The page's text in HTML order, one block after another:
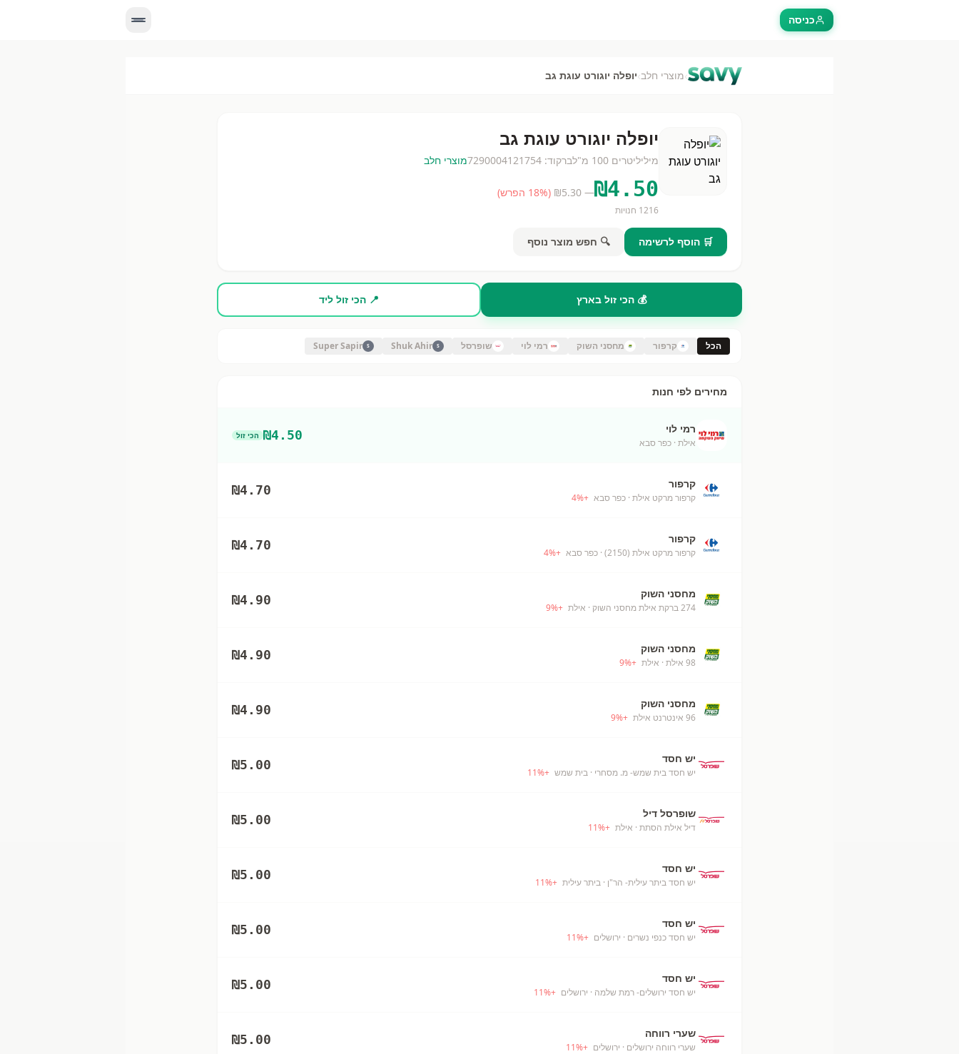
כניסה
›מוצרי חלב›יופלה יוגורט עוגת גב
יופלה יוגורט עוגת גב
מיליליטרים 100 מ"ל ברקוד: 7290004121754מוצרי חלב
₪4.50
— ₪
5.30
(
18% הפרש)
1216 חנויות
🛒 הוסף לרשימה 🔍 חפש מוצר נוסף
💰 הכי זול בארץ 📍 הכי זול ליד
הכל קרפור מחסני השוק רמי לוי שופרסל S
Shuk Ahir
S
Super Sapir
מחירים לפי חנות
רמי לוי
אילת · כפר סבא
₪4.50 הכי זול
קרפור
קרפור מרקט אילת · כפר סבא +
4%
₪4.70
קרפור
קרפור מרקט אילת (2150) · כפר סבא +
4%
₪4.70
מחסני השוק
274 ברקת אילת מחסני השוק · אילת +
9%
₪4.90
מחסני השוק
98 אילת · אילת +
9%
₪4.90
מחסני השוק
96 אינטרנט אילת +
9%
₪4.90
יש חסד
יש חסד בית שמש- מ. מסחרי · בית שמש +
11%
₪5.00
שופרסל דיל
דיל אילת הסתת · אילת +
11%
₪5.00
יש חסד
יש חסד ביתר עילית- הר"ן · ביתר עילית +
11%
₪5.00
יש חסד
יש חסד כנפי נשרים · ירושלים +
11%
₪5.00
יש חסד
יש חסד ירושלים- רמת שלמה · ירושלים +
11%
₪5.00
שערי רווחה
שערי רווחה ירושלים · ירושלים +
11%
₪5.00